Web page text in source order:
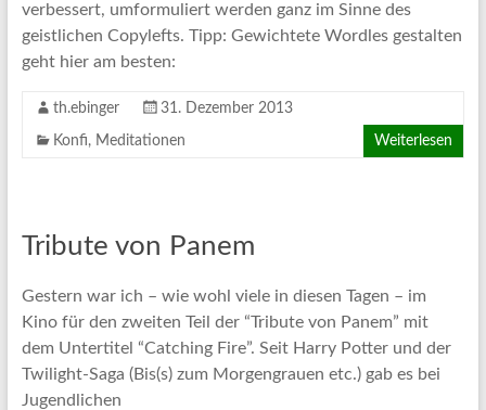
verbessert, umformuliert werden ganz im Sinne des
geistlichen Copylefts. Tipp: Gewichtete Wordles gestalten
geht hier am besten:
th.ebinger 31. Dezember 2013
Konfi, Meditationen Weiterlesen
Tribute von Panem
Gestern war ich – wie wohl viele in diesen Tagen – im
Kino für den zweiten Teil der “Tribute von Panem” mit
dem Untertitel “Catching Fire”. Seit Harry Potter und der
Twilight-Saga (Bis(s) zum Morgengrauen etc.) gab es bei
Jugendlichen